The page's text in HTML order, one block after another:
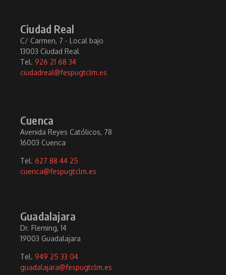
Ciudad Real
C/ Carmen, 7 - Local bajo
13003 Ciudad Real
Tel. 926 21 68 34
ciudadreal@fespugtclm.es
Cuenca
Avenida Reyes Católicos, 78
16003 Cuenca
Tel. 627 88 44 25
cuenca@fespugtclm.es
Guadalajara
Dr. Fleming, 14
19003 Guadalajara
Tel. 949 25 33 04
guadalajara@fespugtclm.es